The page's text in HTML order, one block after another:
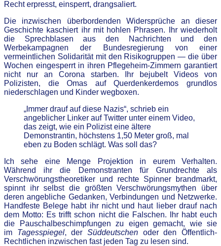
Recht erpresst, einsperrt, drangsaliert.
Die inzwischen überbordenden Widersprüche an dieser
Geschichte kaschiert ihr mit hohlen Phrasen. Ihr wiederholt
die Sprechblasen aus den Nachrichten und den
Werbekampagnen der Bundesregierung von einer
vermeintlichen Solidarität mit den Risikogruppen — die über
Wochen eingesperrt in ihren Pflegeheim-Zimmern garantiert
nicht nur an Corona starben. Ihr bejubelt Videos von
Polizisten, die Omas auf Querdenkerdemos grundlos
niederschlagen und Kinder wegboxen.
„Immer drauf auf diese Nazis“, schrieb ein
angeblicher Linker auf Twitter unter einem Video,
das zeigt, wie ein Polizist eine ältere
Demonstrantin, höchstens 1,50 Meter groß, mal
eben zu Boden schlägt. Was soll das?
Ich sehe eine Menge Projektion in eurem Verhalten.
Während ihr die Demonstranten für Grundrechte als
Verschwörungstheoretiker und rechte Spinner brandmarkt,
spinnt ihr selbst die größten Verschwörungsmythen über
deren angebliche Gedanken, Verbindungen und Netzwerke.
Handfeste Belege habt ihr nicht und haut lieber drauf nach
dem Motto: Es trifft schon nicht die Falschen. Ihr habt euch
die Pauschalbeschimpfungen zu eigen gemacht, wie sie
im Tagesspiegel, derSüddeutschen oder den Öffentlich-
Rechtlichen inzwischen fast jeden Tag zu lesen sind.